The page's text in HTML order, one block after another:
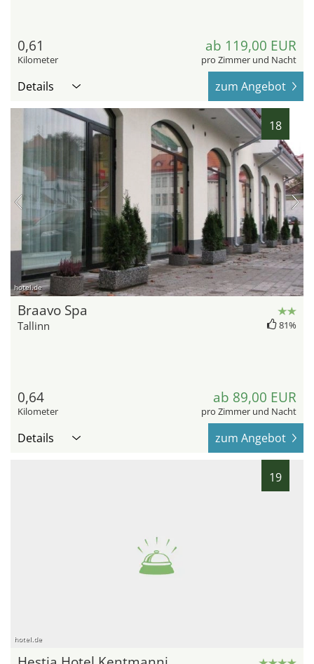
0,61
Kilometer
ab 119,00 EUR
pro Zimmer und Nacht
Details zum Angebot
18
hotel.de
Braavo Spa
Tallinn 81%
0,64
Kilometer
ab 89,00 EUR
pro Zimmer und Nacht
Details zum Angebot
19
hotel.de